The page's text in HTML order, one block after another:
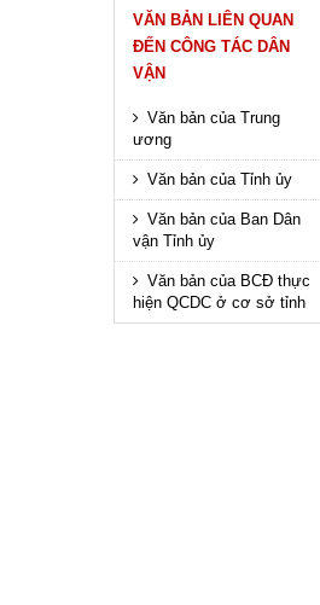
VĂN BẢN LIÊN QUAN
ĐẾN CÔNG TÁC DÂN
VẬN
Văn bản của Trung
ương
Văn bản của Tỉnh ủy
Văn bản của Ban Dân
vận Tỉnh ủy
Văn bản của BCĐ thực
hiện QCDC ở cơ sở tỉnh